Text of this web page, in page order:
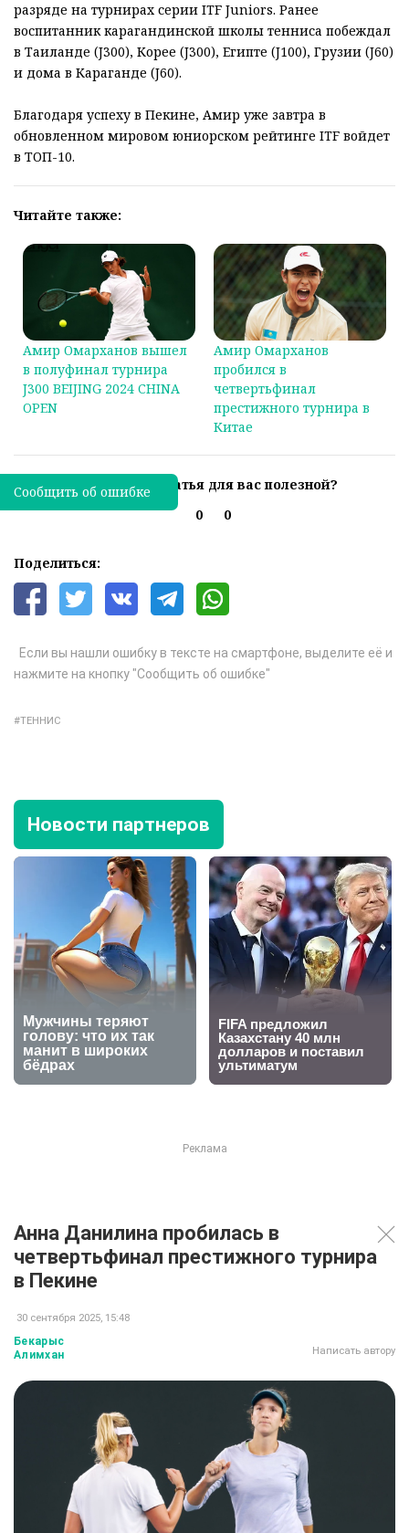
разряде на турнирах серии ITF Juniors. Ранее
воспитанник карагандинской школы тенниса побеждал
в Таиланде (J300), Корее (J300), Египте (J100), Грузии (J60)
и дома в Караганде (J60).
Благодаря успеху в Пекине, Амир уже завтра в
обновленном мировом юниорском рейтинге ITF войдет
в ТОП-10.
Читайте также:
Амир Омарханов вышел
в полуфинал турнира
J300 BEIJING 2024 CHINA
OPEN
Амир Омарханов
пробился в
четвертьфинал
престижного турнира в
Китае
Была ли эта статья для вас полезной?
0
0
Поделиться:
Если вы нашли ошибку в тексте на смартфоне, выделите её и
нажмите на кнопку "Сообщить об ошибке"
ТЕННИС
Сообщить об ошибке
Новости партнеров
Анна Данилина пробилась в
четвертьфинал престижного турнира
в Пекине
30 сентября 2025, 15:48
Бекарыс
Алимхан
Написать автору